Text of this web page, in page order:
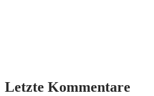
Letzte Kommentare